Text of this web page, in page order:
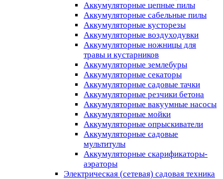
Аккумуляторные цепные пилы
Аккумуляторные сабельные пилы
Аккумуляторные кусторезы
Аккумуляторные воздуходувки
Аккумуляторные ножницы для
травы и кустарников
Аккумуляторные землебуры
Аккумуляторные секаторы
Аккумуляторные садовые тачки
Аккумуляторные резчики бетона
Аккумуляторные вакуумные насосы
Аккумуляторные мойки
Аккумуляторные опрыскиватели
Аккумуляторные садовые
мультитулы
Аккумуляторные скарификаторы-
аэраторы
Электрическая (сетевая) садовая техника